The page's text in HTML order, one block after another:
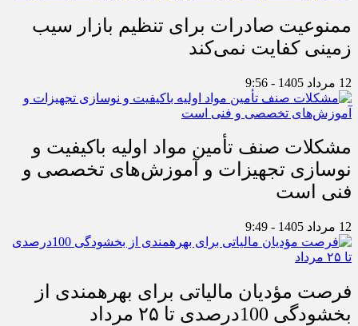
ممنوعیت صادرات برای تنظیم بازار سیب
زمینی کفایت نمی‌کند
12 مرداد 1405 - 9:56
مشکلات صنف تأمین مواد اولیه باکیفیت و
نوسازی تجهیزات و آموزش‌های تخصصی و
فنی است
12 مرداد 1405 - 9:49
فرصت مؤدیان مالیاتی برای بهره‎مندی از
بخشودگی 100درصدی تا ۲۵ مرداد